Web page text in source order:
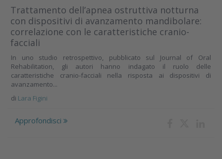
Trattamento dell’apnea ostruttiva notturna
con dispositivi di avanzamento mandibolare:
correlazione con le caratteristiche cranio-
facciali
In uno studio retrospettivo, pubblicato sul Journal of Oral
Rehabilitation, gli autori hanno indagato il ruolo delle
caratteristiche cranio-facciali nella risposta ai dispositivi di
avanzamento...
di Lara Figini
Approfondisci